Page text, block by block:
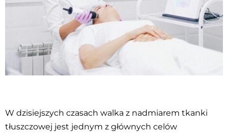
W dzisiejszych czasach walka z nadmiarem tkanki
tłuszczowej jest jednym z głównych celów